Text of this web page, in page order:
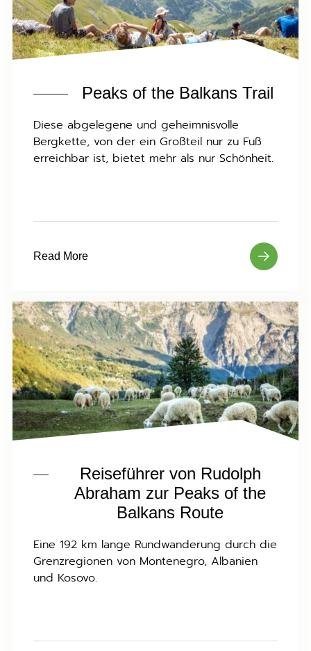
Peaks of the Balkans Trail
Diese abgelegene und geheimnisvolle
Bergkette, von der ein Großteil nur zu Fuß
erreichbar ist, bietet mehr als nur Schönheit.
Read More
Reiseführer von Rudolph
Abraham zur Peaks of the
Balkans Route
Eine 192 km lange Rundwanderung durch die
Grenzregionen von Montenegro, Albanien
und Kosovo.